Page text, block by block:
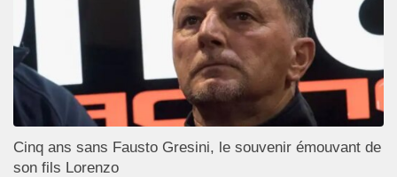
Cinq ans sans Fausto Gresini, le souvenir émouvant de
son fils Lorenzo